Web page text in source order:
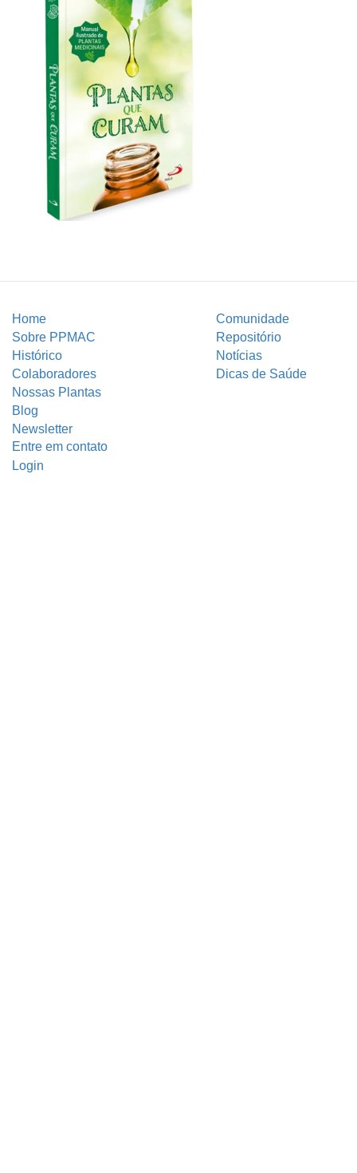
Home
Comunidade
Sobre PPMAC
Repositório
Histórico
Notícias
Colaboradores
Dicas de Saúde
Nossas Plantas
Blog
Newsletter
Entre em contato
Login